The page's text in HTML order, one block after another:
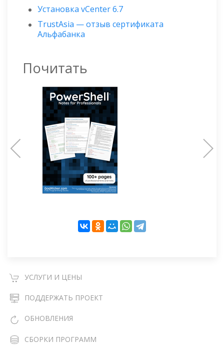
Установка vCenter 6.7
TrustAsia — отзыв сертификата
Альфабанка
Почитать
УСЛУГИ И ЦЕНЫ
ПОДДЕРЖАТЬ ПРОЕКТ
ОБНОВЛЕНИЯ
СБОРКИ ПРОГРАММ